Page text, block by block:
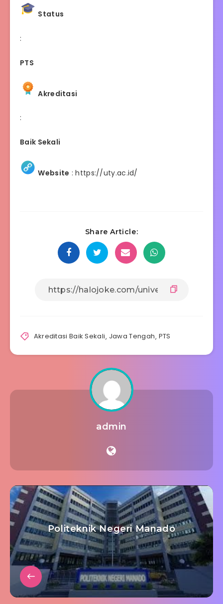
Status
:
PTS
Akreditasi
:
Baik Sekali
Website :https://uty.ac.id/
Share Article:
Akreditasi Baik Sekali, Jawa Tengah, PTS
admin
Politeknik Negeri Manado